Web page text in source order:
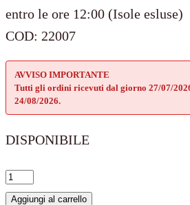
entro le ore 12:00 (Isole esluse)
COD: 22007
AVVISO IMPORTANTE
Tutti gli ordini ricevuti dal giorno 27/07/
24/08/2026.
DISPONIBILE
Bracciale
inAggiungi al carrello